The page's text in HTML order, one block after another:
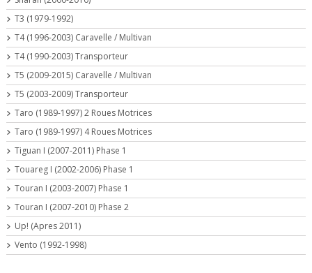
T3 (1979-1992)
T4 (1996-2003) Caravelle / Multivan
T4 (1990-2003) Transporteur
T5 (2009-2015) Caravelle / Multivan
T5 (2003-2009) Transporteur
Taro (1989-1997) 2 Roues Motrices
Taro (1989-1997) 4 Roues Motrices
Tiguan I (2007-2011) Phase 1
Touareg I (2002-2006) Phase 1
Touran I (2003-2007) Phase 1
Touran I (2007-2010) Phase 2
Up! (Apres 2011)
Vento (1992-1998)